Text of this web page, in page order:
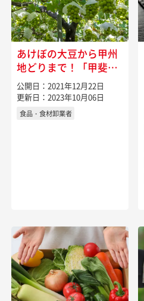
あけぼの大豆から甲州
地どりまで！「甲斐の
国」山梨県の特産物
公開日：2021年12月22日
更新日：2023年10月06日
食品・食材卸業者